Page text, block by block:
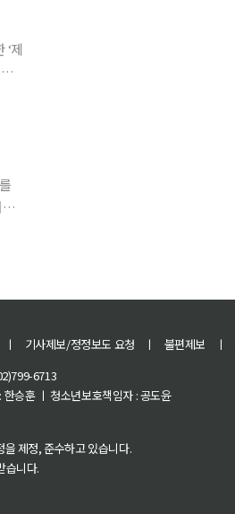
제
ㅣ 기사제보/정정보도 요청 ㅣ 불편제보 ㅣ
6713
승훈 ㅣ 청소년보호책임자 : 공도윤
을 제정, 준수하고 있습니다.
습니다.